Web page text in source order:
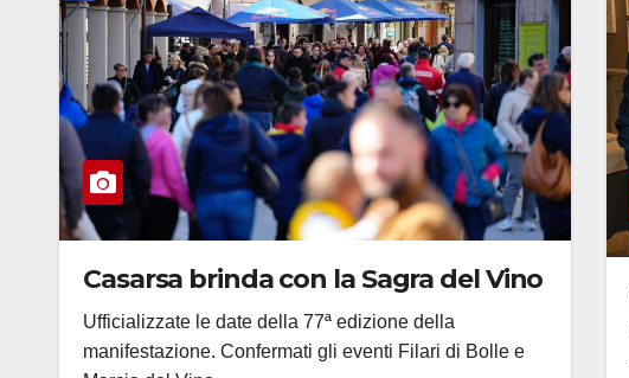
Casarsa brinda con la Sagra del Vino
Ufficializzate le date della 77ª edizione della
manifestazione. Confermati gli eventi Filari di Bolle e